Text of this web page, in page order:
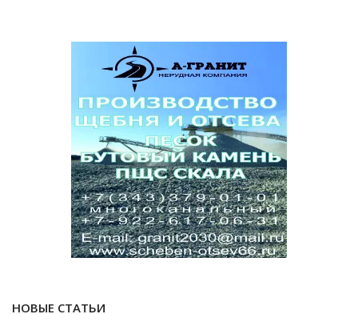
НОВЫЕ СТАТЬИ